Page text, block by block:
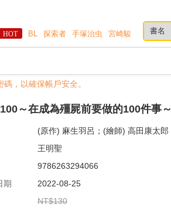
BL 探索者 手塚治虫 宮崎駿
保帳戶安全。
～在成為殭屍前要做的100件事
(原作) 麻生羽呂；(繪師) 高田康太郎
王明聖
9786263294066
期
2022-08-25
NT$130